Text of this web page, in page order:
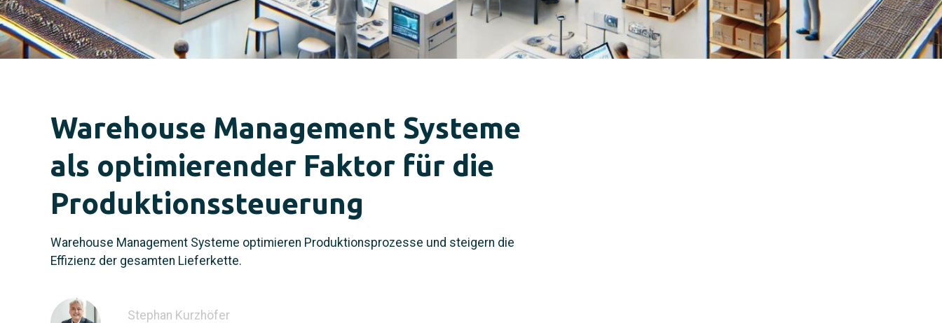
Warehouse Management Systeme
als optimierender Faktor für die
Produktionssteuerung
Warehouse Management Systeme optimieren Produktionsprozesse und steigern die
Effizienz der gesamten Lieferkette.
Stephan Kurzhöfer